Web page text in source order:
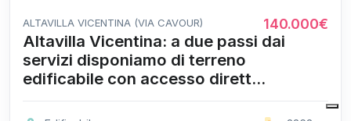
ALTAVILLA VICENTINA (VIA CAVOUR) 140.000€
Altavilla Vicentina: a due passi dai
servizi disponiamo di terreno
edificabile con accesso dirett...